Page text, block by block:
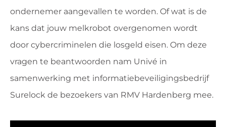
ondernemer aangevallen te worden. Of wat is de
kans dat jouw melkrobot overgenomen wordt
door cybercriminelen die losgeld eisen. Om deze
vragen te beantwoorden nam Univé in
samenwerking met informatiebeveiligingsbedrijf
Surelock de bezoekers van RMV Hardenberg mee.